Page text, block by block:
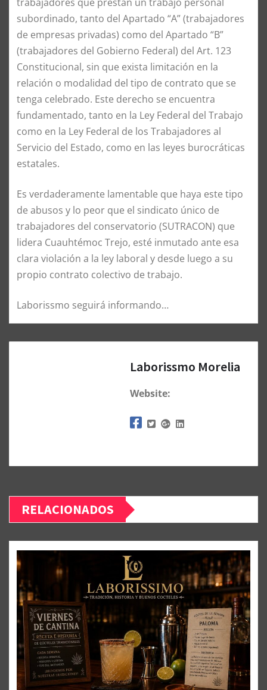
subordinado, tanto del Apartado “A” (trabajadores
de empresas privadas) como del Apartado “B”
(trabajadores del Gobierno Federal) del Art. 123
Constitucional, sin que exista limitación en la
relación o modalidad del tipo de contrato que se
tenga celebrado. Este derecho se encuentra
fundamentado, tanto en la Ley Federal del Trabajo
como en la Ley Federal de los Trabajadores al
Servicio del Estado, como en las leyes burocráticas
estatales.
Es verdaderamente lamentable que haya este tipo
de abusos y lo peor que el sindicato único de
trabajadores del conservatorio (SUTRACON) que
lidera Cuauhtémoc Trejo, esté inmutado ante esa
clara violación a la ley laboral y desde luego a su
propio contrato colectivo de trabajo.
Laborissmo seguirá informando…
Laborissmo Morelia
Website:
RELACIONADOS